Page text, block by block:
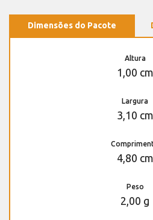
Dimensões do Pacote
Altura
1,00 cm
Largura
3,10 cm
4,80 cm
Peso
2,00 g